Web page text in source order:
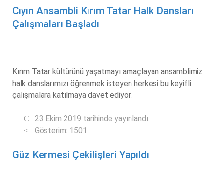
Cıyın Ansambli Kırım Tatar Halk Dansları
Çalışmaları Başladı
Kırım Tatar kültürünü yaşatmayı amaçlayan ansamblimiz
halk danslarımızı öğrenmek isteyen herkesi bu keyifli
çalışmalara katılmaya davet ediyor.
23 Ekim 2019 tarihinde yayınlandı.
Gösterim: 1501
Güz Kermesi Çekilişleri Yapıldı